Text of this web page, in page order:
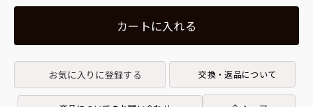
カートに入れる
お気に入りに登録する 交換・返品について